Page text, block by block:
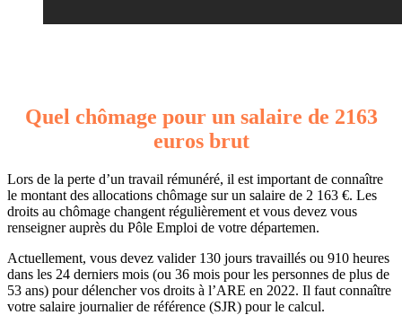
Quel chômage pour un salaire de 2163
euros brut
Lors de la perte d’un travail rémunéré, il est important de connaître
le montant des allocations chômage sur un salaire de 2 163 €. Les
droits au chômage changent régulièrement et vous devez vous
renseigner auprès du Pôle Emploi de votre départemen.
Actuellement, vous devez valider 130 jours travaillés ou 910 heures
dans les 24 derniers mois (ou 36 mois pour les personnes de plus de
53 ans) pour délencher vos droits à l’ARE en 2022. Il faut connaître
votre salaire journalier de référence (SJR) pour le calcul.